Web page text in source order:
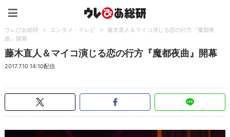
ウレぴあ総研 > エンタメ・テレビ >
藤木直人＆マイコ演じる恋の行方『魔都夜
曲』開幕
藤木直人＆マイコ演じる恋の行方『魔都夜曲』開幕
2017.7.10 14:10配信